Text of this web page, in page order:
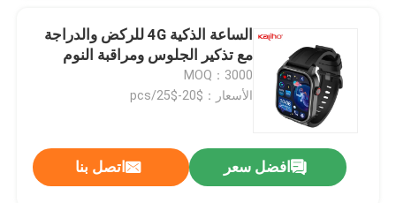
الساعة الذكية 4G للركض والدراجة
مع تذكير الجلوس ومراقبة النوم
MOQ：3000
الأسعار：$20-$25/pcs
افضل سعر اتصل بنا